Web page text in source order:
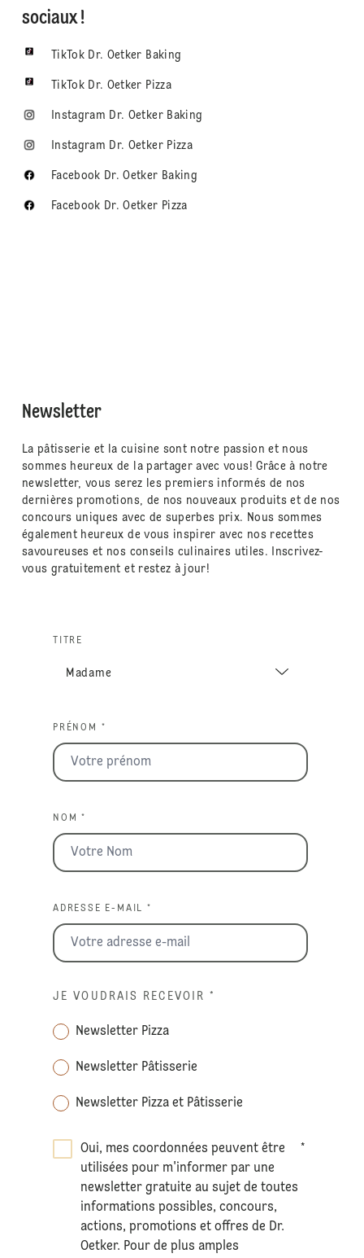
sociaux !
TikTok Dr. Oetker Baking
TikTok Dr. Oetker Pizza
Instagram Dr. Oetker Baking
Instagram Dr. Oetker Pizza
Facebook Dr. Oetker Baking
Facebook Dr. Oetker Pizza
Newsletter
La pâtisserie et la cuisine sont notre passion et nous
sommes heureux de la partager avec vous! Grâce à notre
newsletter, vous serez les premiers informés de nos
dernières promotions, de nos nouveaux produits et de nos
concours uniques avec de superbes prix. Nous sommes
également heureux de vous inspirer avec nos recettes
savoureuses et nos conseils culinaires utiles. Inscrivez-
vous gratuitement et restez à jour!
TITRE
PRÉNOM *
NOM *
ADRESSE E-MAIL *
JE VOUDRAIS RECEVOIR *
Newsletter Pizza
Newsletter Pâtisserie
Newsletter Pizza et Pâtisserie
Oui, mes coordonnées peuvent être
utilisées pour m'informer par une
newsletter gratuite au sujet de toutes
informations possibles, concours,
actions, promotions et offres de Dr.
Oetker. Pour de plus amples
*